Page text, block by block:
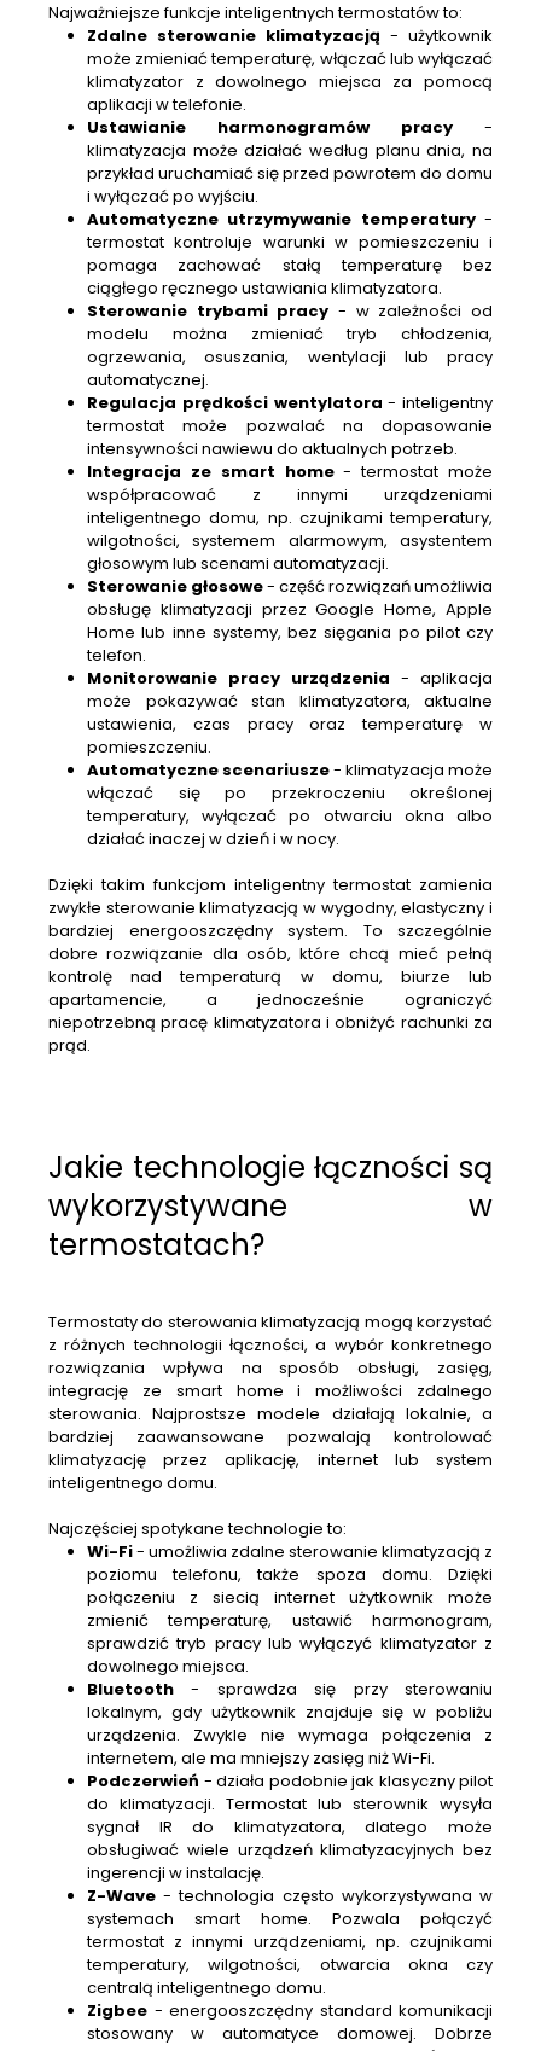
Najważniejsze funkcje inteligentnych termostatów to:
Zdalne sterowanie klimatyzacją - użytkownik
może zmieniać temperaturę, włączać lub wyłączać
klimatyzator z dowolnego miejsca za pomocą
aplikacji w telefonie.
Ustawianie harmonogramów pracy -
klimatyzacja może działać według planu dnia, na
przykład uruchamiać się przed powrotem do domu
i wyłączać po wyjściu.
Automatyczne utrzymywanie temperatury-
termostat kontroluje warunki w pomieszczeniu i
pomaga zachować stałą temperaturę bez
ciągłego ręcznego ustawiania klimatyzatora.
Sterowanie trybami pracy - w zależności od
modelu można zmieniać tryb chłodzenia,
ogrzewania, osuszania, wentylacji lub pracy
automatycznej.
Regulacja prędkości wentylatora - inteligentny
termostat może pozwalać na dopasowanie
intensywności nawiewu do aktualnych potrzeb.
Integracja ze smart home- termostat może
współpracować z innymi urządzeniami
inteligentnego domu, np. czujnikami temperatury,
wilgotności, systemem alarmowym, asystentem
głosowym lub scenami automatyzacji.
Sterowanie głosowe- część rozwiązań umożliwia
obsługę klimatyzacji przez Google Home, Apple
Home lub inne systemy, bez sięgania po pilot czy
telefon.
Monitorowanie pracy urządzenia - aplikacja
może pokazywać stan klimatyzatora, aktualne
ustawienia, czas pracy oraz temperaturę w
pomieszczeniu.
Automatyczne scenariusze- klimatyzacja może
włączać się po przekroczeniu określonej
temperatury, wyłączać po otwarciu okna albo
działać inaczej w dzień i w nocy.
Dzięki takim funkcjom inteligentny termostat zamienia
zwykłe sterowanie klimatyzacją w wygodny, elastyczny i
bardziej energooszczędny system. To szczególnie
dobre rozwiązanie dla osób, które chcą mieć pełną
kontrolę nad temperaturą w domu, biurze lub
apartamencie, a jednocześnie ograniczyć
niepotrzebną pracę klimatyzatora i obniżyć rachunki za
prąd.
Jakie technologie łączności są
wykorzystywane w
termostatach?
Termostaty do sterowania klimatyzacją mogą korzystać
z różnych technologii łączności, a wybór konkretnego
rozwiązania wpływa na sposób obsługi, zasięg,
integrację ze smart home i możliwości zdalnego
sterowania. Najprostsze modele działają lokalnie, a
bardziej zaawansowane pozwalają kontrolować
klimatyzację przez aplikację, internet lub system
inteligentnego domu.
Najczęściej spotykane technologie to:
Wi-Fi- umożliwia zdalne sterowanie klimatyzacją z
poziomu telefonu, także spoza domu. Dzięki
połączeniu z siecią internet użytkownik może
zmienić temperaturę, ustawić harmonogram,
sprawdzić tryb pracy lub wyłączyć klimatyzator z
dowolnego miejsca.
Bluetooth - sprawdza się przy sterowaniu
lokalnym, gdy użytkownik znajduje się w pobliżu
urządzenia. Zwykle nie wymaga połączenia z
internetem, ale ma mniejszy zasięg niż Wi-Fi.
Podczerwień - działa podobnie jak klasyczny pilot
do klimatyzacji. Termostat lub sterownik wysyła
sygnał IR do klimatyzatora, dlatego może
obsługiwać wiele urządzeń klimatyzacyjnych bez
ingerencji w instalację.
Z-Wave - technologia często wykorzystywana w
systemach smart home. Pozwala połączyć
termostat z innymi urządzeniami, np. czujnikami
temperatury, wilgotności, otwarcia okna czy
centralą inteligentnego domu.
Zigbee - energooszczędny standard komunikacji
stosowany w automatyce domowej. Dobrze